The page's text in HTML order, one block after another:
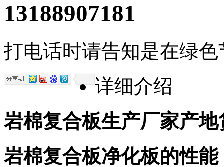
13188907181
打电话时请告知是在绿
详细介绍
岩棉复合板生产厂家产
岩棉复合板净化板的性能